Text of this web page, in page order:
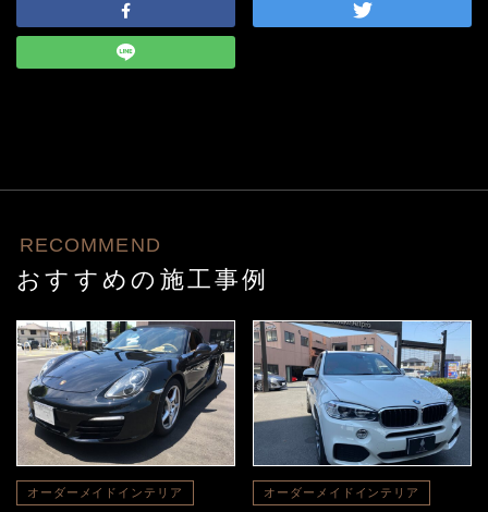
RECOMMEND
おすすめの施工事例
オーダーメイドインテリア オーダーメイドインテリア